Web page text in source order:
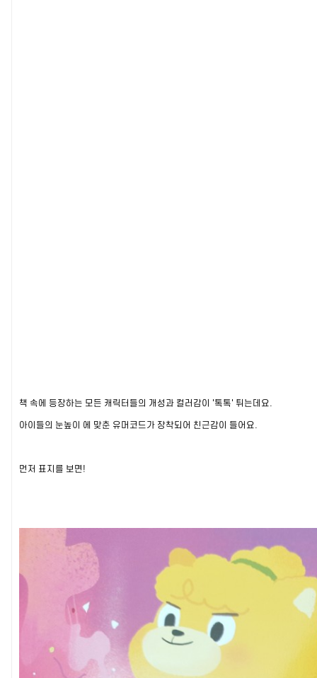
책 속에 등장하는 모든 캐릭터들의 개성과 컬러감이 '톡톡' 튀는데요.
아이들의 눈높이 에 맞춘 유머코드가 장착되어 친근감이 들어요.
먼저 표지를 보면!